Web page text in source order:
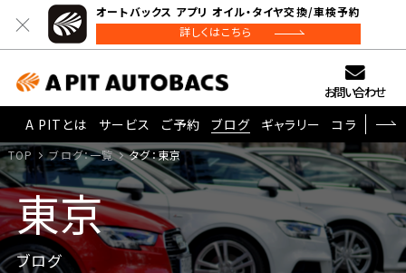
オートバックス アプリ オイル・タイヤ交換/車検予約
詳しくはこちら
お問い合わせ
A PITとは
サービス ご予約 ブログ ギャラリー コラム
TOP ブログ：一覧 タグ：東京
東京
ブログ